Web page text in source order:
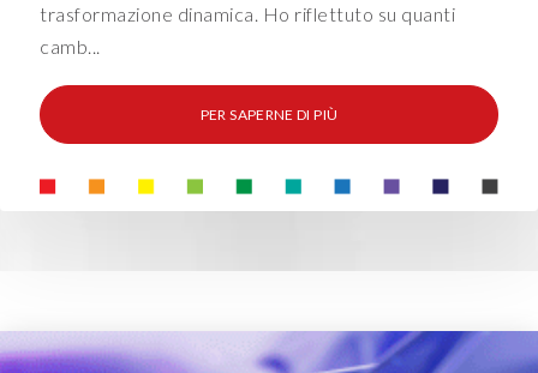
trasformazione dinamica. Ho riflettuto su quanti
camb...
PER SAPERNE DI PIÙ